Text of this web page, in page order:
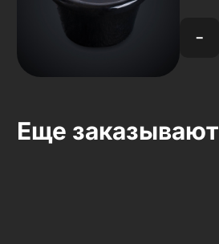
-
Еще заказывают